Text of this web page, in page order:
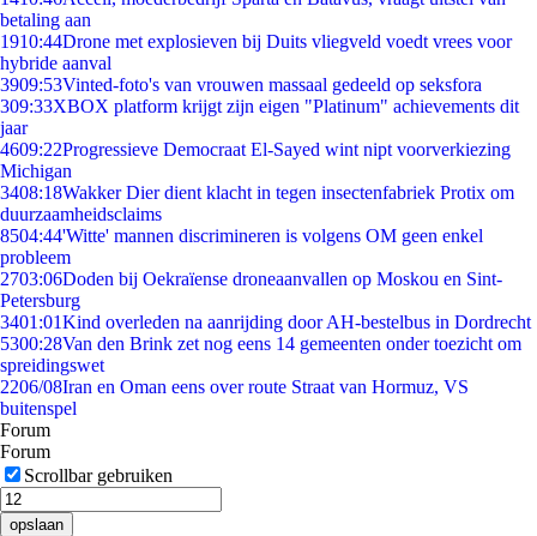
betaling aan
1910:44Drone met explosieven bij Duits vliegveld voedt vrees voor
hybride aanval
3909:53Vinted-foto's van vrouwen massaal gedeeld op seksfora
309:33XBOX platform krijgt zijn eigen "Platinum" achievements dit
jaar
4609:22Progressieve Democraat El-Sayed wint nipt voorverkiezing
Michigan
3408:18Wakker Dier dient klacht in tegen insectenfabriek Protix om
duurzaamheidsclaims
8504:44'Witte' mannen discrimineren is volgens OM geen enkel
probleem
2703:06Doden bij Oekraïense droneaanvallen op Moskou en Sint-
Petersburg
3401:01Kind overleden na aanrijding door AH-bestelbus in Dordrecht
5300:28Van den Brink zet nog eens 14 gemeenten onder toezicht om
spreidingswet
2206/08Iran en Oman eens over route Straat van Hormuz, VS
buitenspel
Forum
Forum
Scrollbar gebruiken
opslaan